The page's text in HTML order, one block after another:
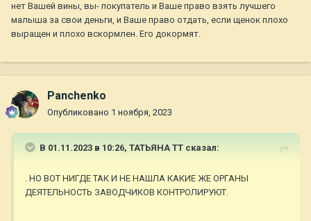
нет Вашей вины, вы- покупатель и Ваше право взять лучшего
малыша за свои деньги, и Ваше право отдать, если щенок плохо
выращен и плохо вскормлен. Его докормят.
Panchenko
Опубликовано 1 ноября, 2023
В 01.11.2023 в 10:26, ТАТЬЯНА ТТ сказал:
. НО ВОТ НИГДЕ ТАК И НЕ НАШЛА КАКИЕ ЖЕ ОРГАНЫ
ДЕЯТЕЛЬНОСТЬ ЗАВОДЧИКОВ КОНТРОЛИРУЮТ.